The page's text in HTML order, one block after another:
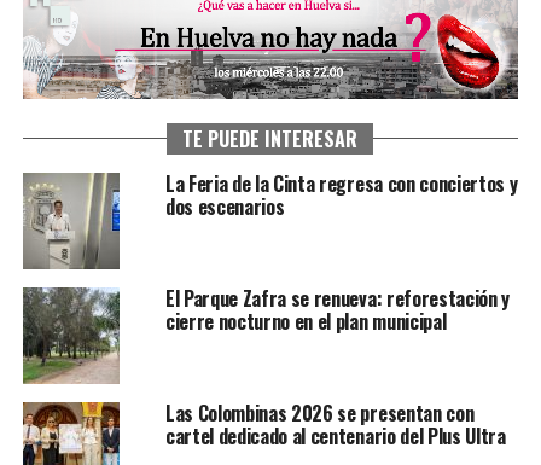
TE PUEDE INTERESAR
La Feria de la Cinta regresa con conciertos y
dos escenarios
El Parque Zafra se renueva: reforestación y
cierre nocturno en el plan municipal
Las Colombinas 2026 se presentan con
cartel dedicado al centenario del Plus Ultra